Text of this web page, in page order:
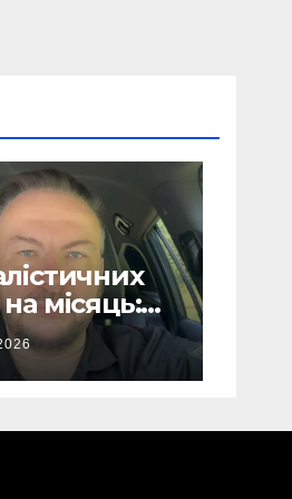
місяць:
“Флеш”
українців
до